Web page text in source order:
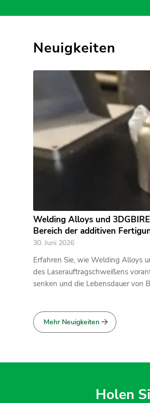
Neuigkeiten
Welding Alloys und
Bereich der additiven
30. Juni 2026
Erfahren Sie, wie Welding Alloys
des Laserauftragschweißens
senken und die Lebensdauer von
Mehr Neuigkeiten
Holen